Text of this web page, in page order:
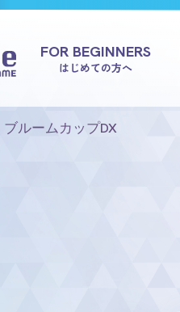
FOR BEGINNERS
はじめての方へ
ブルームカップDX